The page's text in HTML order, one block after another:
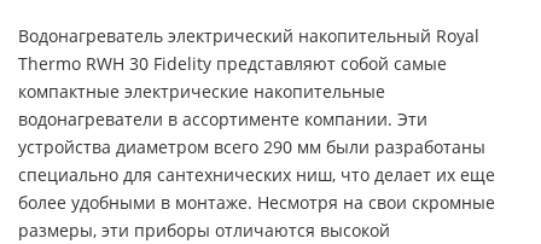
Водонагреватель электрический накопительный Royal
Thermo RWH 30 Fidelity представляют собой самые
компактные электрические накопительные
водонагреватели в ассортименте компании. Эти
устройства диаметром всего 290 мм были разработаны
специально для сантехнических ниш, что делает их еще
более удобными в монтаже. Несмотря на свои скромные
размеры, эти приборы отличаются высокой